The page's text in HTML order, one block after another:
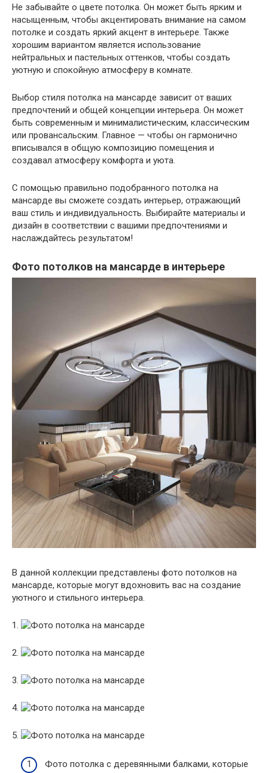
Не забывайте о цвете потолка. Он может быть ярким и
насыщенным, чтобы акцентировать внимание на самом
потолке и создать яркий акцент в интерьере. Также
хорошим вариантом является использование
нейтральных и пастельных оттенков, чтобы создать
уютную и спокойную атмосферу в комнате.
Выбор стиля потолка на мансарде зависит от ваших
предпочтений и общей концепции интерьера. Он может
быть современным и минималистическим, классическим
или провансальским. Главное — чтобы он гармонично
вписывался в общую композицию помещения и
создавал атмосферу комфорта и уюта.
С помощью правильно подобранного потолка на
мансарде вы сможете создать интерьер, отражающий
ваш стиль и индивидуальность. Выбирайте материалы и
дизайн в соответствии с вашими предпочтениями и
наслаждайтесь результатом!
Фото потолков на мансарде в интерьере
В данной коллекции представлены фото потолков на
мансарде, которые могут вдохновить вас на создание
уютного и стильного интерьера.
1.
2.
3.
4.
5.
Фото потолка с деревянными балками, которые